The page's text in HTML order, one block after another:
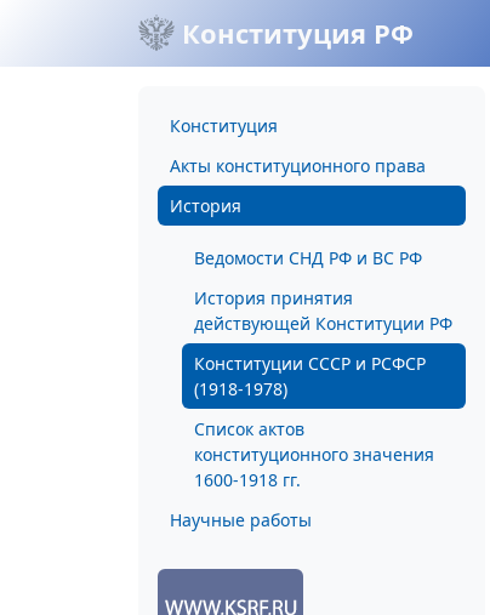
Конституция РФ
Конституция
Акты конституционного права
История
Ведомости СНД РФ и ВС РФ
История принятия
действующей Конституции РФ
Конституции СССР и РСФСР
(1918-1978)
Список актов
конституционного значения
1600-1918 гг.
Научные работы